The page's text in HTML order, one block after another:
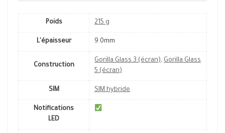
Poids 215 g
L'épaisseur 9.0mm
Construction
Gorilla Glass 3 (écran), Gorilla Glass
5 (écran)
SIM SIM hybride
Notifications
LED